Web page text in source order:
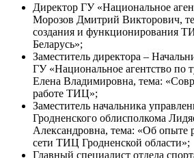
Директор ГУ «Национальное
Морозов Дмитрий Викторович,
создания и функционирования
Беларусь»;
Заместитель директора –
ГУ «Национальное агентство по
Елена Владимировна, тема:
работе ТИЦ»;
Заместитель начальника
Гродненского облисполкома
Александровна, тема: «Об опыте
сети ТИЦ Гродненской области»;
Главный специалист отдела